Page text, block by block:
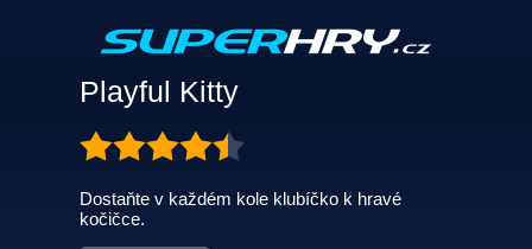
Playful Kitty
Dostaňte v každém kole klubíčko k hravé
kočičce.